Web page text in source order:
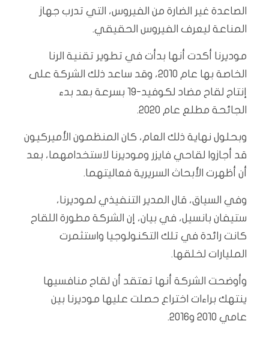
الصاعدة غير الضارة من الفيروس، التي تدرب جهاز
المناعة ليعرف الفيروس الحقيقي.
موديرنا أكدت أنها بدأت في تطوير تقنية الرنا
الخاصة بها عام 2010، وقد ساعد ذلك الشركة على
إنتاج لقاح مضاد لكوفيد-19 بسرعة بعد بدء
الجائحة مطلع عام 2020.
وبحلول نهاية ذلك العام، كان المنظمون الأميركيون
قد أجازوا لقاحي فايزر وموديرنا لاستخدامهما، بعد
أن أظهرت الأبحاث السريرية فعاليتهما.
وفي السياق، قال المدير التنفيذي لموديرنا،
ستيفان بانسيل، في بيان، إن الشركة مطورة اللقاح
كانت رائدة في تلك التكنولوجيا واستثمرت
المليارات لخلقها.
وأوضحت الشركة أنها تعتقد أن لقاح منافسيها
ينتهك براءات اختراع حصلت عليها موديرنا بين
عامي 2010 و2016.